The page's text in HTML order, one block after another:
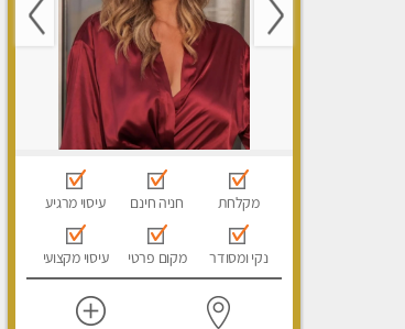
מקלחת חניה חינם עיסוי מרגיע
נקי ומסודר מקום פרטי עיסוי מקצועי